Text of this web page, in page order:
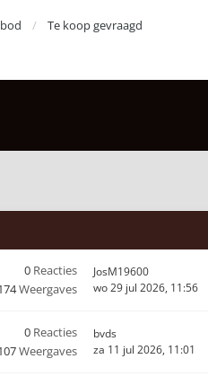
Te koop gevraagd
0 Reacties
Weergaves
JosM19600
wo 29 jul 2026, 11:56
0 Reacties
Weergaves
bvds
za 11 jul 2026, 11:01